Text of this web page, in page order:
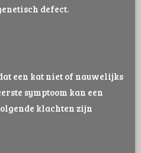
defect.
een kat niet of nauwelijks
symptoom kan een
klachten zijn